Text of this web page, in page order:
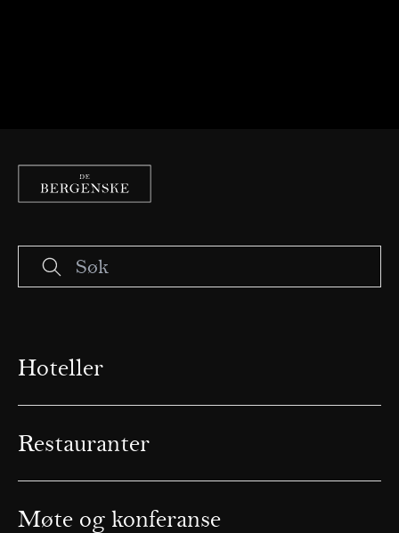
Hoteller
Restauranter
Møte og konferanse